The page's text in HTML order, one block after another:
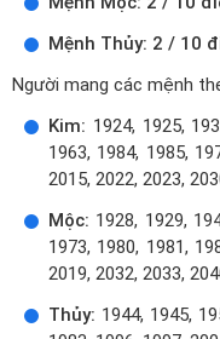
Mệnh Thủy: 2 / 10
Người mang các mệnh
Kim: 1924, 1925,
1963, 1984, 1985,
2015, 2022, 2023,
Mộc: 1928, 1929,
1973, 1980, 1981,
2019, 2032, 2033,
Thủy: 1944, 1945,